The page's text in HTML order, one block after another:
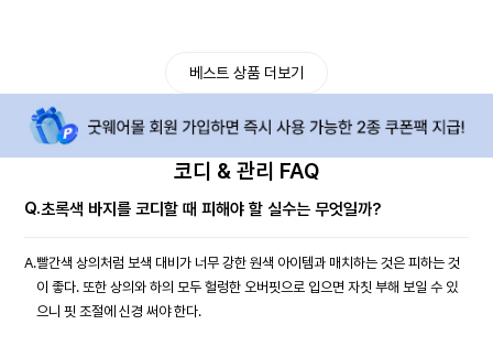
베스트 상품 더보기
코디 & 관리 FAQ
Q.초록색 바지를 코디할 때 피해야 할 실수는 무엇일까?
A.빨간색 상의처럼 보색 대비가 너무 강한 원색 아이템과 매치하는 것은 피하는 것
이 좋다. 또한 상의와 하의 모두 헐렁한 오버핏으로 입으면 자칫 부해 보일 수 있
으니 핏 조절에 신경 써야 한다.